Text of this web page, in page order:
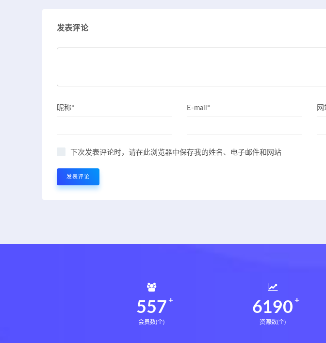
发表评论
昵称* E-mail* 网
下次发表评论时，请在此浏览器中保存我的姓名、电子邮件和网站
561
会员数(个)
6234
资源数(个)